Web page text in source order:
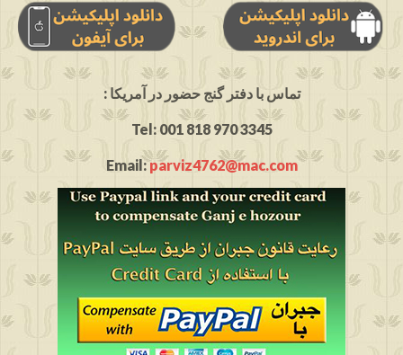
: تماس با دفتر گنج حضور در آمریکا
Tel: 001 818 970 3345
Email:parviz4762@mac.com